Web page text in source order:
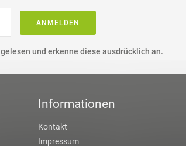
ANMELDEN
gelesen und erkenne diese ausdrücklich an.
Informationen
Kontakt
Impressum